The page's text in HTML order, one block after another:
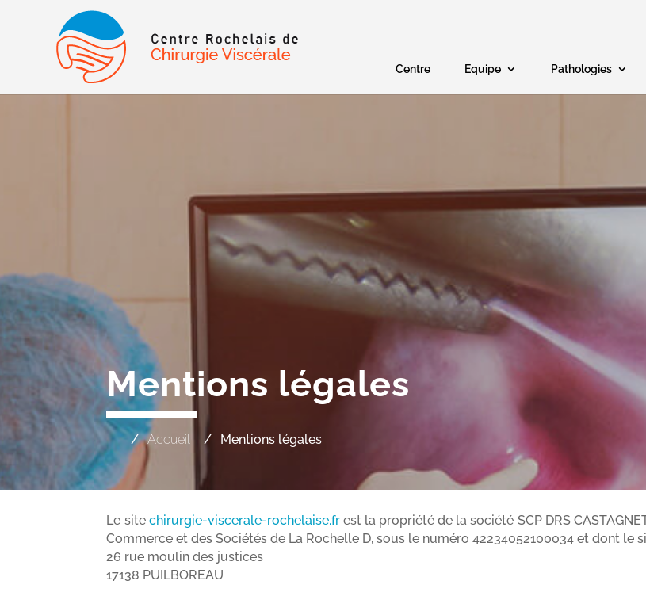
Centre Equipe Pathologies
Mentions légales
Accueil Mentions légales
Le site chirurgie-viscerale-rochelaise.frest la propriété de la société SCP DRS
Commerce et des Sociétés de La Rochelle D, sous le numéro 42234052100034 et dont le
26 rue moulin des justices
17138 PUILBOREAU